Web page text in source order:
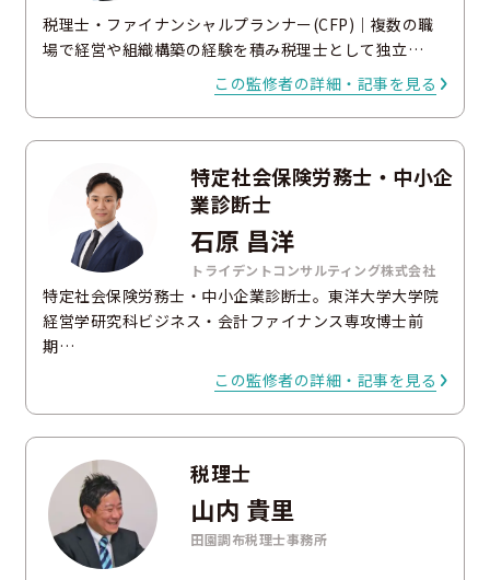
税理士・ファイナンシャルプランナー(CFP)｜複数の職
場で経営や組織構築の経験を積み税理士として独立…
この監修者の詳細・記事を見る
特定社会保険労務士・中小企
業診断士
石原 昌洋
トライデントコンサルティング株式会社
特定社会保険労務士・中小企業診断士。東洋大学大学院
経営学研究科ビジネス・会計ファイナンス専攻博士前
期…
この監修者の詳細・記事を見る
税理士
山内 貴里
田園調布税理士事務所